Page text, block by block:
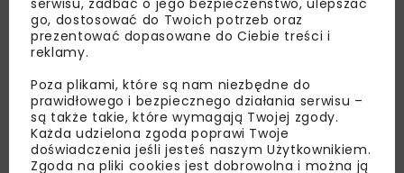
serwisu, zadbać o jego bezpieczeństwo, ulepszać
go, dostosować do Twoich potrzeb oraz
prezentować dopasowane do Ciebie treści i
reklamy.
Poza plikami, które są nam niezbędne do
prawidłowego i bezpiecznego działania serwisu –
są także takie, które wymagają Twojej zgody.
Każda udzielona zgoda poprawi Twoje
doświadczenia jeśli jesteś naszym Użytkownikiem.
Zgoda na pliki cookies jest dobrowolna i można ją